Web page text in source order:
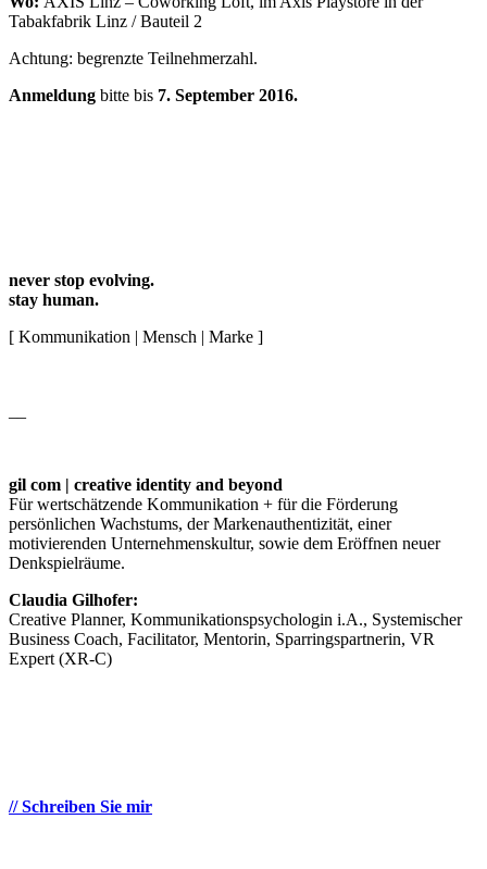
Tabakfabrik Linz / Bauteil 2
Achtung: begrenzte Teilnehmerzahl.
Anmeldung bitte bis 7. September 2016.
never stop evolving.
stay human.
[ Kommunikation | Mensch | Marke ]
gil com | creative identity and beyond
Für wertschätzende Kommunikation + für die Förderung
persönlichen Wachstums, der Markenauthentizität, einer
motivierenden Unternehmenskultur, sowie dem Eröffnen neuer
Denkspielräume.
Claudia Gilhofer:
Creative Planner, Kommunikationspsychologin i.A., Systemischer
Business Coach, Facilitator, Mentorin, Sparringspartnerin, VR
Expert (XR-C)
// Schreiben Sie mir